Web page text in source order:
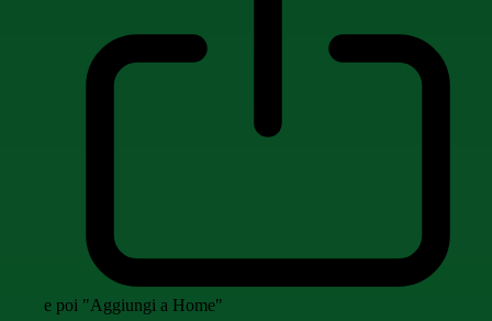
e poi "Aggiungi a Home"